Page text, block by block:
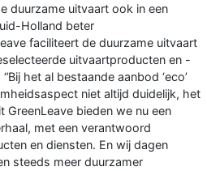
duurzame uitvaart ook in een
Holland beter
faciliteert de duurzame uitvaart
uitvaartproducten en -
het al bestaande aanbod ‘eco’
niet altijd duidelijk, het
bieden we nu een
met een verantwoord
en diensten. En wij dagen
steeds meer duurzamer